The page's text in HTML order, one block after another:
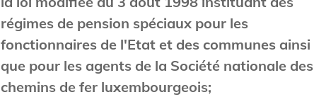
régimes de pension spéciaux pour les
fonctionnaires de l'Etat et des communes ainsi
que pour les agents de la Société nationale des
chemins de fer luxembourgeois;